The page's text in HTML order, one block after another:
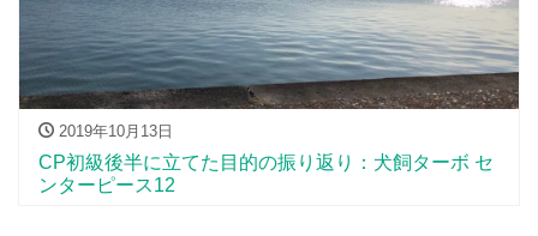
2019年10月13日
CP初級後半に立てた目的の振り返り：犬飼ターボ セ
ンターピース12